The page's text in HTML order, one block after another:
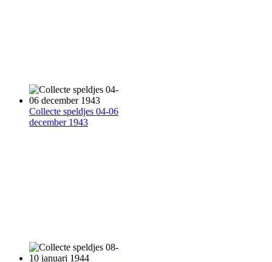
Collecte speldjes 04-06
december 1943